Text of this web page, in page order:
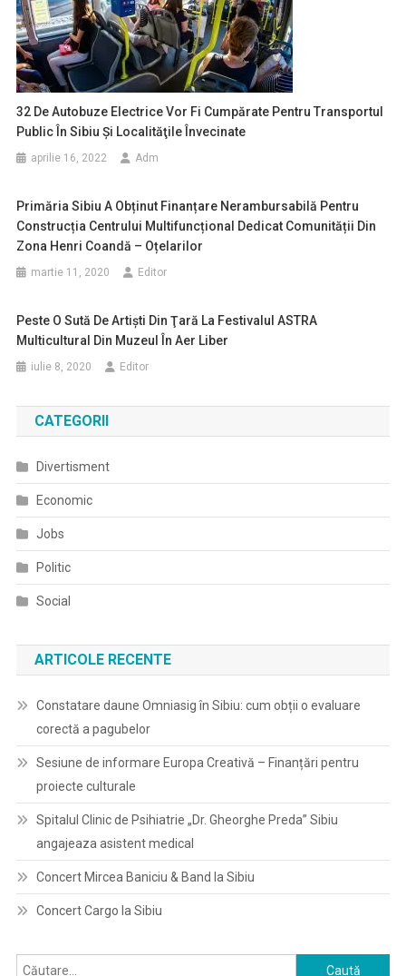
32 De Autobuze Electrice Vor Fi Cumpărate Pentru Transportul
Public În Sibiu Şi Localităţile Învecinate
aprilie 16, 2022 Adm
Primăria Sibiu A Obținut Finanțare Nerambursabilă Pentru
Construcția Centrului Multifuncțional Dedicat Comunității Din
Zona Henri Coandă – Oțelarilor
martie 11, 2020 Editor
Peste O Sută De Artişti Din Ţară La Festivalul ASTRA
Multicultural Din Muzeul În Aer Liber
iulie 8, 2020 Editor
CATEGORII
Divertisment
Economic
Jobs
Politic
Social
ARTICOLE RECENTE
Constatare daune Omniasig în Sibiu: cum obții o evaluare
corectă a pagubelor
Sesiune de informare Europa Creativă – Finanțări pentru
proiecte culturale
Spitalul Clinic de Psihiatrie „Dr. Gheorghe Preda” Sibiu
angajeaza asistent medical
Concert Mircea Baniciu & Band la Sibiu
Concert Cargo la Sibiu
Caută